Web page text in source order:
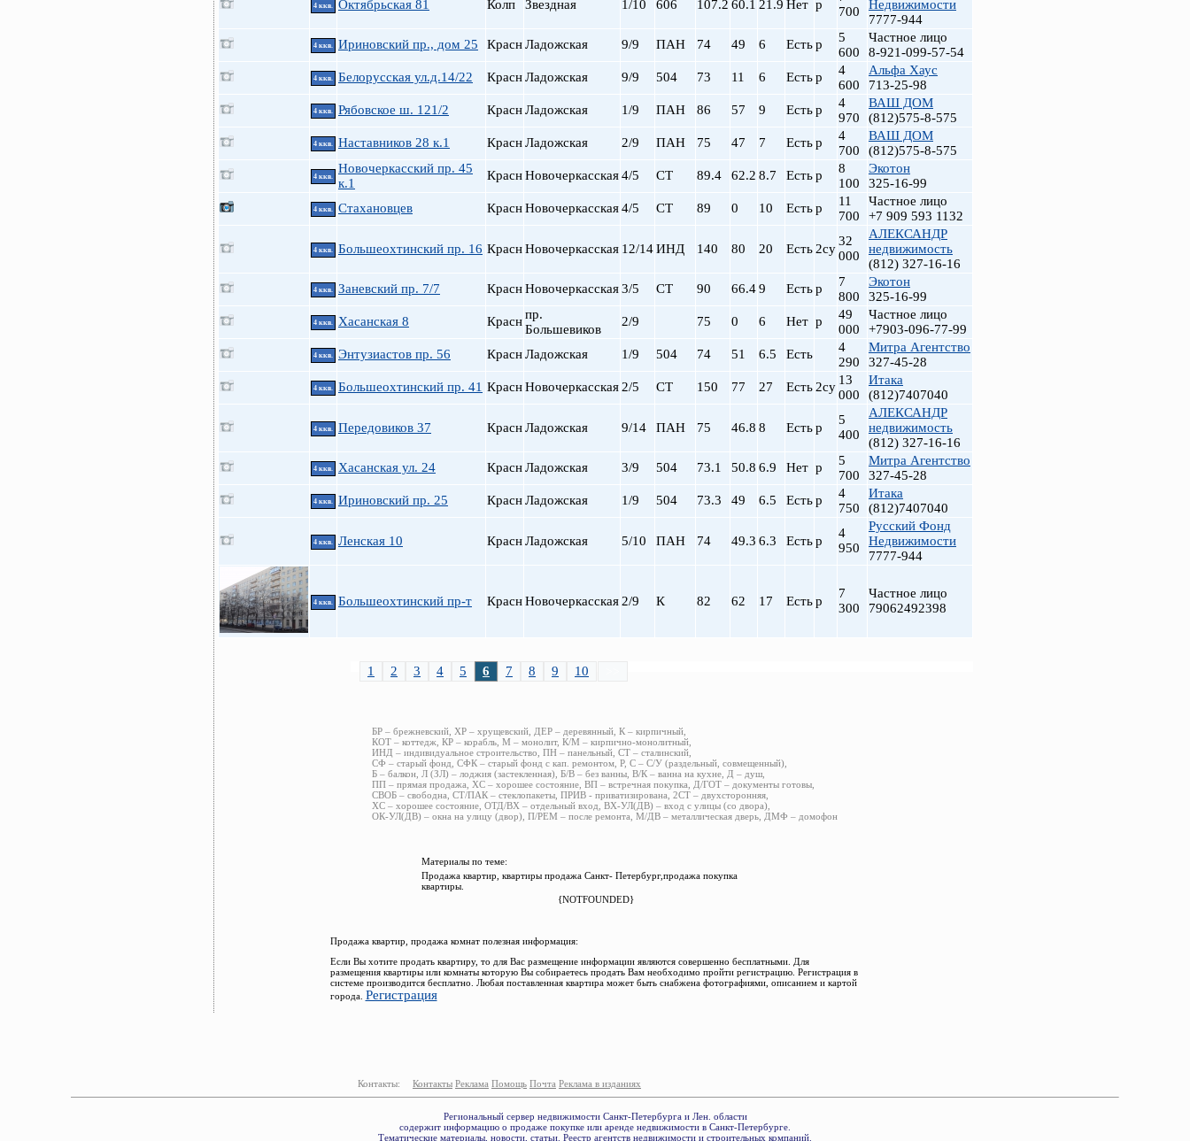
4 ккв. Октябрьская 81 Колп Звездная 1/10 606 107.2 60.1 21.9 Нет р
700
Недвижимости
7777-944
4 ккв. Ириновский пр., дом 25 КраснЛадожская 9/9 ПАН 74 49 6 Естьр
5
600
Частное лицо
8-921-099-57-54
4 ккв. Белорусская ул.д.14/22 КраснЛадожская 9/9 504 73 11 6 Естьр
4
600
Альфа Хаус
713-25-98
4 ккв. Рябовское ш. 121/2 КраснЛадожская 1/9 ПАН 86 57 9 Естьр
4
970
ВАШ ДОМ
(812)575-8-575
4 ккв. Наставников 28 к.1 КраснЛадожская 2/9 ПАН 75 47 7 Естьр
4
700
ВАШ ДОМ
(812)575-8-575
4 ккв.
Новочеркасский пр. 45
к.1
КраснНовочеркасская4/5 СТ 89.4 62.2 8.7 Естьр
8
100
Экотон
325-16-99
4 ккв. Стахановцев КраснНовочеркасская4/5 СТ 89 0 10 Естьр
11
700
Частное лицо
+7 909 593 1132
4 ккв. Большеохтинский пр. 16 КраснНовочеркасская 12/14ИНД 140 80 20 Есть 2су
32
000
АЛЕКСАНДР
недвижимость
(812) 327-16-16
4 ккв. Заневский пр. 7/7 КраснНовочеркасская3/5 СТ 90 66.49 Естьр
7
800
Экотон
325-16-99
4 ккв. Хасанская 8 Краснпр.
Большевиков
2/9 75 0 6 Нет р
49
000
Частное лицо
+7903-096-77-99
4 ккв. Энтузиастов пр. 56 КраснЛадожская 1/9 504 74 51 6.5 Есть
4
290
Митра Агентство
327-45-28
4 ккв. Большеохтинский пр. 41 КраснНовочеркасская 2/5 СТ 150 77 27 Есть 2су 13
000
Итака
(812)7407040
4 ккв. Передовиков 37 КраснЛадожская 9/14 ПАН 75 46.8 8 Естьр
5
400
АЛЕКСАНДР
недвижимость
(812) 327-16-16
4 ккв. Хасанская ул. 24 КраснЛадожская 3/9 504 73.1 50.8 6.9 Нет р
5
700
Митра Агентство
327-45-28
4 ккв. Ириновский пр. 25 КраснЛадожская 1/9 504 73.3 49 6.5 Естьр
4
750
Итака
(812)7407040
4 ккв. Ленская 10 КраснЛадожская 5/10 ПАН 74 49.3 6.3 Естьр
4
950
Русский Фонд
Недвижимости
7777-944
4 ккв. Большеохтинский пр-т КраснНовочеркасская 2/9 К 82 62 17 Естьр
7
300
Частное лицо
79062492398
1 2 3 4 5 6 7 8 9 10
БР – брежневский, ХР – хрущевский, ДЕР – деревянный, К – кирпичный,
КОТ – коттедж, КР – корабль, М – монолит, К/М – кирпично-монолитный,
ИНД – индивидуальное строительство, ПН – панельный, СТ – сталинский,
СФ – старый фонд, СФК – старый фонд с кап. ремонтом, Р, С – С/У (раздельный, совмещенный),
Б – балкон, Л (ЗЛ) – лоджия (застекленная), Б/В – без ванны, В/К – ванна на кухне, Д – душ,
ПП – прямая продажа, ХС – хорошее состояние, ВП – встречная покупка, Д/ГОТ – документы готовы,
СВОБ – свободна, СТ/ПАК – стеклопакеты, ПРИВ - приватизирована, 2СТ – двухсторонняя,
ХС – хорошее состояние, ОТД/ВХ – отдельный вход, ВХ-УЛ(ДВ) – вход с улицы (со двора),
ОК-УЛ(ДВ) – окна на улицу (двор), П/РЕМ – после ремонта, М/ДВ – металлическая дверь, ДМФ – домофон
Материалы по теме:
Продажа квартир, квартиры продажа Санкт- Петербург,продажа покупка
квартиры.
{NOTFOUNDED}
Продажа квартир, продажа комнат полезная информация:
Если Вы хотите продать квартиру, то для Вас размещение информации являются совершенно бесплатными. Для
размещения квартиры или комнаты которую Вы собираетесь продать Вам необходимо пройти регистрацию. Регистрация в
системе производится бесплатно. Любая поставленная квартира может быть снабжена фотографиями, описанием и картой
города. Регистрация
Контакты: Контакты Реклама Помощь Почта Реклама в изданиях
Региональный сервер недвижимости Санкт-Петербурга и Лен. области
содержит информацию о продаже покупке или аренде недвижимости в Санкт-Петербурге.
Тематические материалы, новости, статьи. Реестр агентств недвижимости и строительных компаний.